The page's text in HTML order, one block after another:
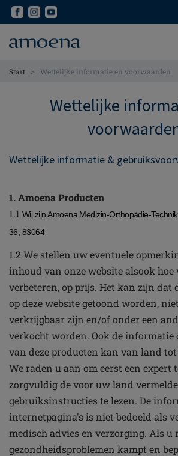
Skip
content
Skip
content
Start > Wettelijke informatie en voorwaarden
Wettelijke
Wettelijke informatie &
1. Amoena Producten
1.1 Wij zijn Amoena Medizin-Orthopädie-
36, 83064
1.2 We stellen uw eventuele
inhoud van onze website alsook hoe
verbeteren, op prijs. Het kan zijn dat
op deze website getoond worden,
verkrijgbaar zijn en/of onder een
verkocht worden. Ook de informatie
van deze producten kan van land
We raden u aan om eerst een expert
zorgvuldig de voor uw land vermelde
gebruiksinstructies te lezen. De
internetpagina's is niet bedoeld als
medisch advies en verzorging. Als u
gezondheidsproblemen kampt en